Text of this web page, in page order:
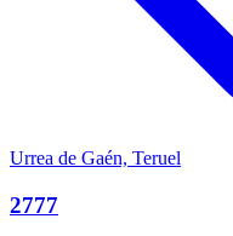
Urrea de Gaén, Teruel
2777